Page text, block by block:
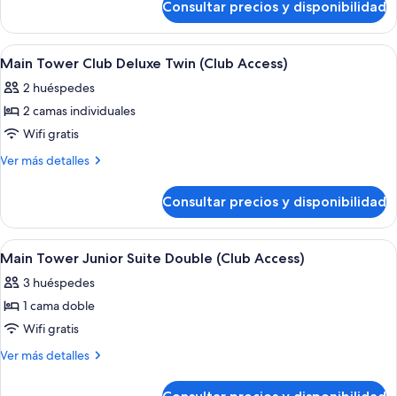
Deluxe
Double
(Club
Access)
Tower
Club
Deluxe
(Club
Access)
Consultar precios y disponibilidad
Abrir
todas
las
fotos
de
Main
Deluxe
Twin
(Club
Access)
Habitación de hotel con dos camas,
4
Main Tower Club Deluxe Twin (Club Access)
2 huéspedes
2 camas individuales
Wifi gratis
Ver más detalles
Más
Tower
Club
Deluxe
(Club
Access)
Consultar precios y disponibilidad
Abrir
todas
las
fotos
de
Main
Habitación de hotel moderna con
6
Main Tower Junior Suite Double (Club Access)
3 huéspedes
1 cama doble
Wifi gratis
Ver más detalles
Más